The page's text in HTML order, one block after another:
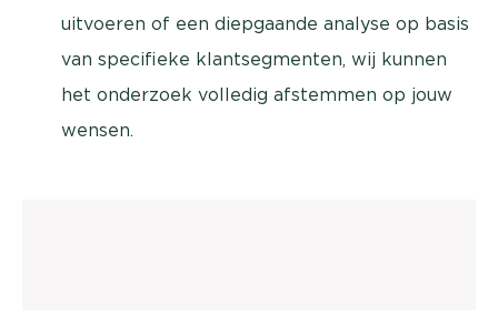
uitvoeren of een diepgaande analyse op basis
van specifieke klantsegmenten, wij kunnen
het onderzoek volledig afstemmen op jouw
wensen.